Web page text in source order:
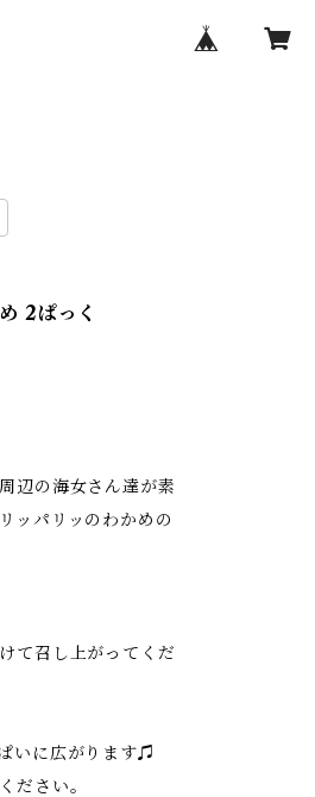
2ぱっく
辺の海女さん達が素
ッパリッのわかめの
て召し上がってくだ
いに広がります♫
ださい。